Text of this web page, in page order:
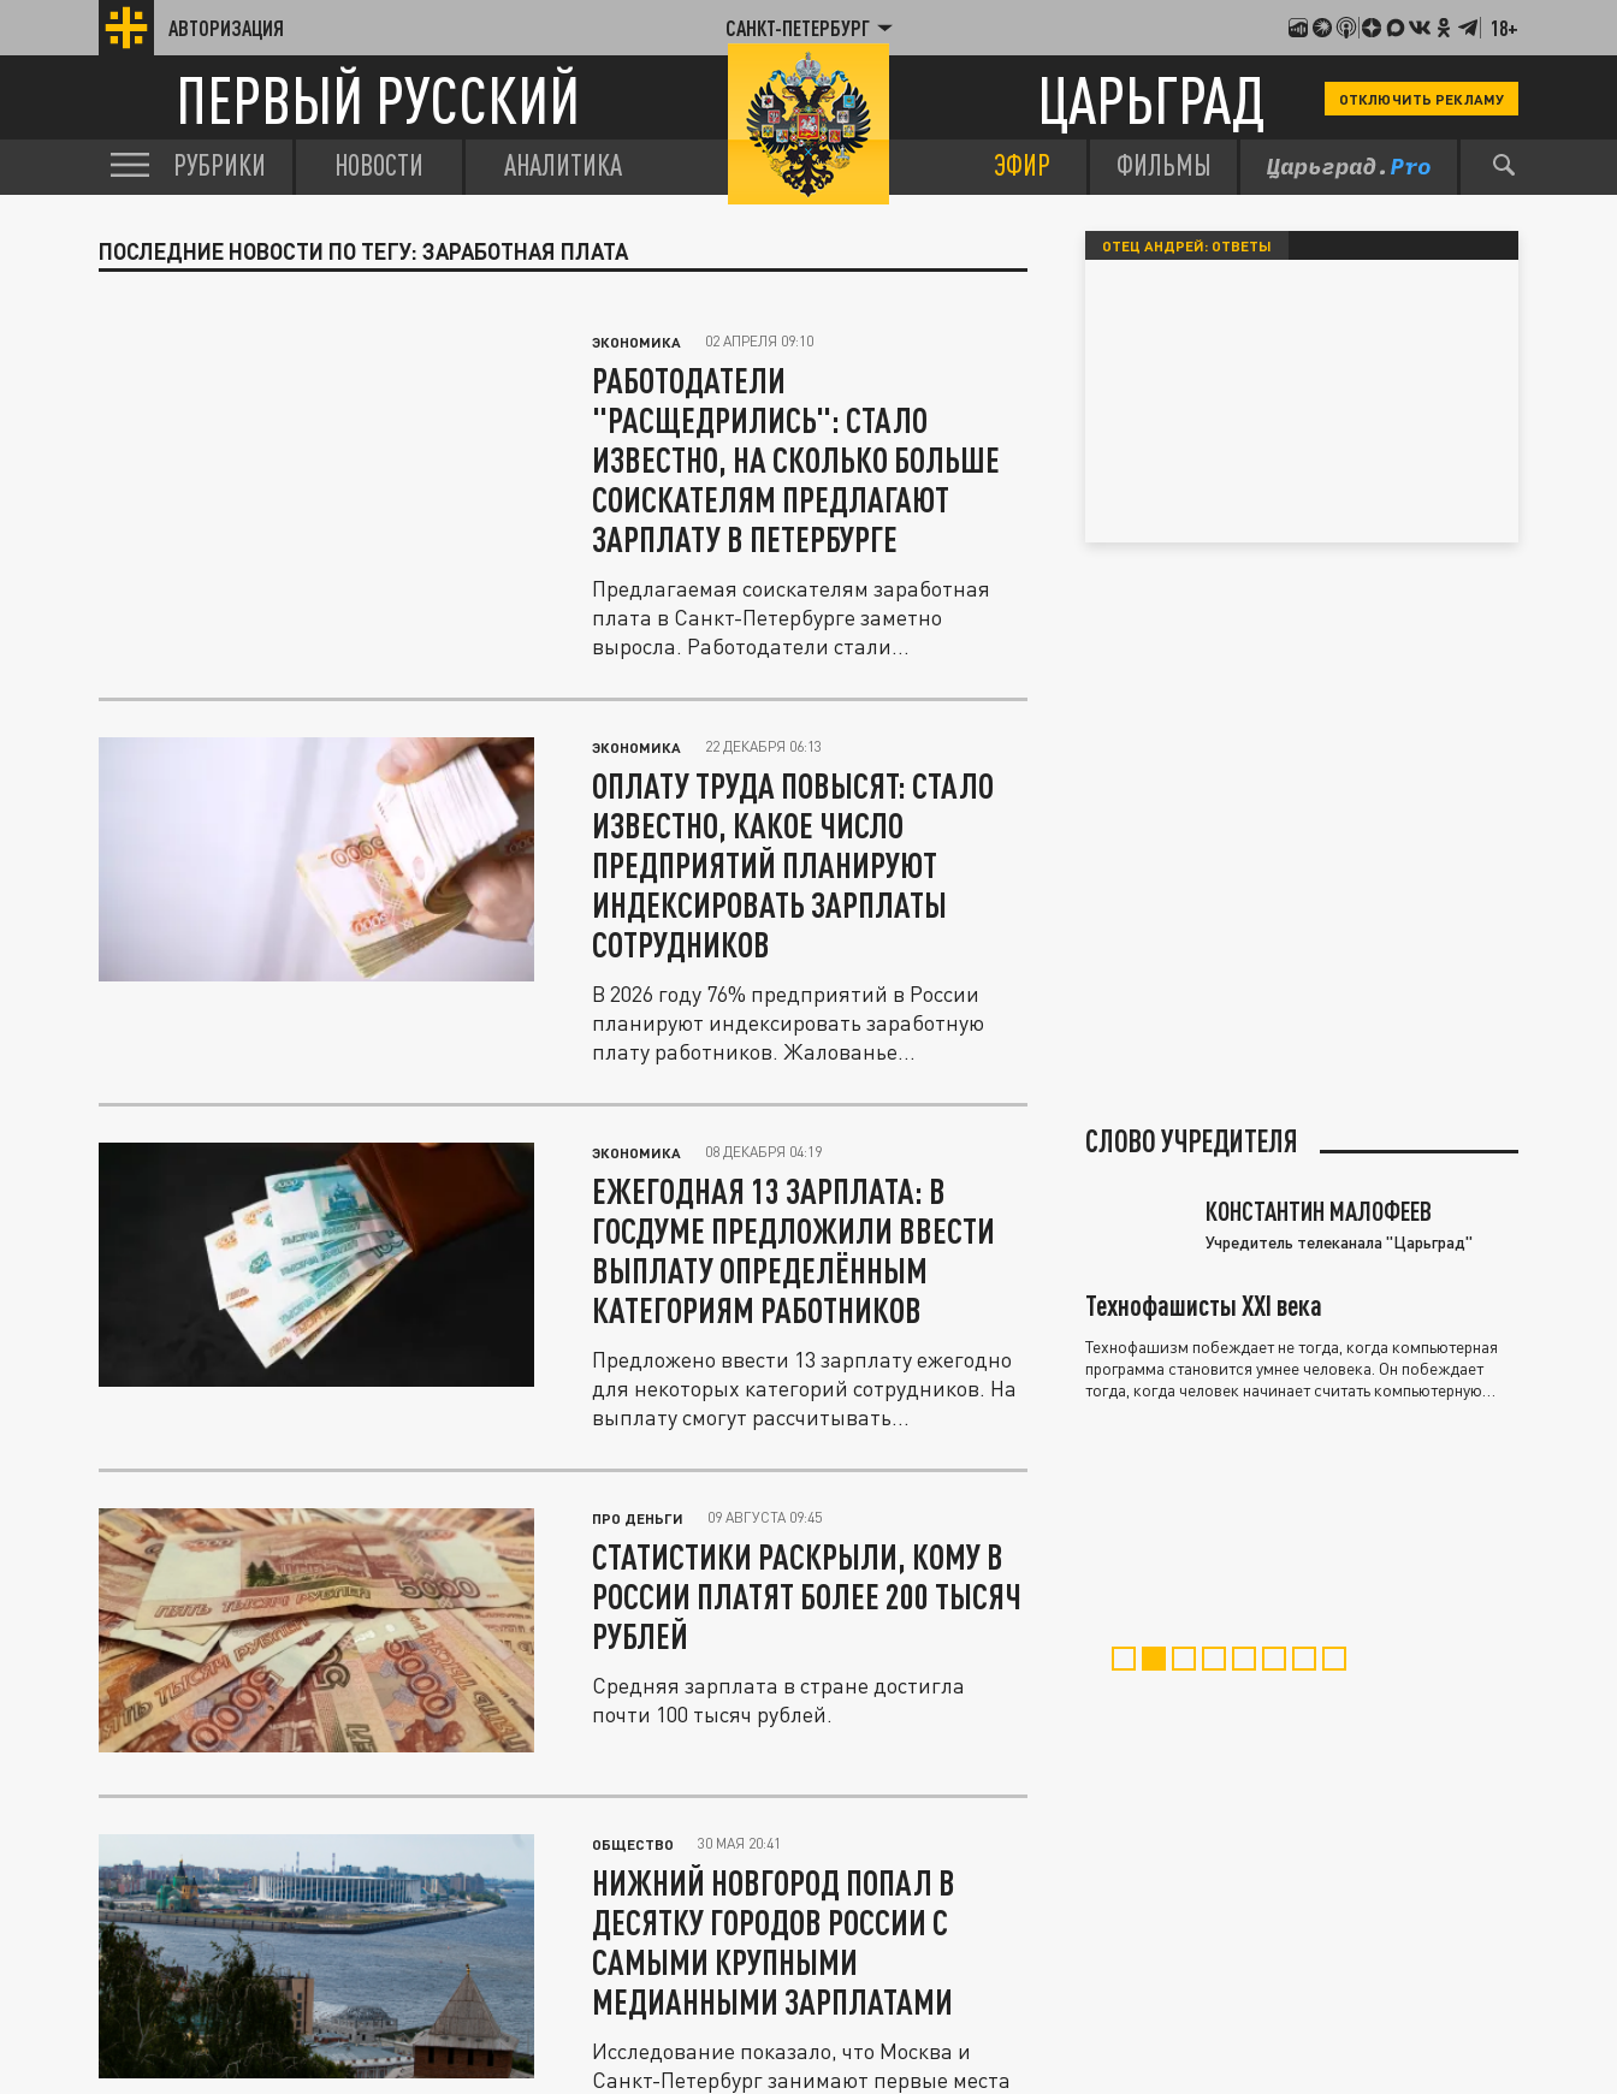
АВТОРИЗАЦИЯ САНКТ-ПЕТЕРБУРГ 18+
ПЕРВЫЙ РУССКИЙ ЦАРЬГРАД ОТКЛЮЧИТЬ РЕКЛАМУ
РУБРИКИ НОВОСТИ АНАЛИТИКА ЭФИР ФИЛЬМЫ
ПОСЛЕДНИЕ НОВОСТИ ПО ТЕГУ: ЗАРАБОТНАЯ ПЛАТА
ЭКОНОМИКА 02 АПРЕЛЯ 09:10
РАБОТОДАТЕЛИ
"РАСЩЕДРИЛИСЬ": СТАЛО
ИЗВЕСТНО, НА СКОЛЬКО БОЛЬШЕ
СОИСКАТЕЛЯМ ПРЕДЛАГАЮТ
ЗАРПЛАТУ В ПЕТЕРБУРГЕ
Предлагаемая соискателям заработная
плата в Санкт-Петербурге заметно
выросла. Работодатели стали
ЭКОНОМИКА 22 ДЕКАБРЯ 06:13
ОПЛАТУ ТРУДА ПОВЫСЯТ: СТАЛО
ИЗВЕСТНО, КАКОЕ ЧИСЛО
ПРЕДПРИЯТИЙ ПЛАНИРУЮТ
ИНДЕКСИРОВАТЬ ЗАРПЛАТЫ
СОТРУДНИКОВ
В 2026 году 76% предприятий в России
планируют индексировать заработную
плату работников. Жалованье...
ЭКОНОМИКА 08 ДЕКАБРЯ 04:19
ЕЖЕГОДНАЯ 13 ЗАРПЛАТА: В
ГОСДУМЕ ПРЕДЛОЖИЛИ ВВЕСТИ
ВЫПЛАТУ ОПРЕДЕЛЁННЫМ
КАТЕГОРИЯМ РАБОТНИКОВ
Предложено ввести 13 зарплату ежегодно
для некоторых категорий сотрудников. На
выплату смогут рассчитывать...
ПРО ДЕНЬГИ 09 АВГУСТА 09:45
СТАТИСТИКИ РАСКРЫЛИ, КОМУ В
РОССИИ ПЛАТЯТ БОЛЕЕ 200 ТЫСЯЧ
РУБЛЕЙ
Средняя зарплата в стране достигла
почти 100 тысяч рублей.
ОБЩЕСТВО 30 МАЯ 20:41
НИЖНИЙ НОВГОРОД ПОПАЛ В
ДЕСЯТКУ ГОРОДОВ РОССИИ С
САМЫМИ КРУПНЫМИ
МЕДИАННЫМИ ЗАРПЛАТАМИ
Исследование показало, что Москва и
Санкт-Петербург занимают первые места
ОТЕЦ АНДРЕЙ: ОТВЕТЫ
СЛОВО УЧРЕДИТЕЛЯ
КОНСТАНТИН МАЛОФЕЕВ
Учредитель телеканала "Царьград"
Технофашисты XXI века
Технофашизм побеждает не тогда, когда компьютерная
программа становится умнее человека. Он побеждает
тогда, когда человек начинает считать компьютерную